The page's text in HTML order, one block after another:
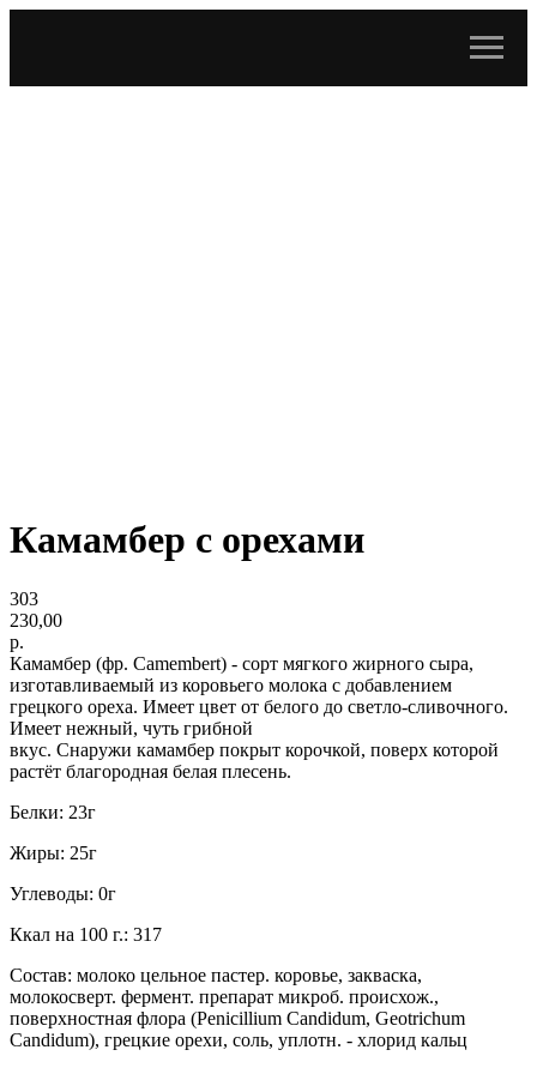
Камамбер с орехами
303
230,00
р.
Камамбер (фр. Camembert) - сорт мягкого жирного сыра,
изготавливаемый из коровьего молока с добавлением
грецкого ореха. Имеет цвет от белого до светло-сливочного.
Имеет нежный, чуть грибной
вкус. Снаружи камамбер покрыт корочкой, поверх которой
растёт благородная белая плесень.
Белки: 23г
Жиры: 25г
Углеводы: 0г
Ккал на 100 г.: 317
Состав: молоко цельное пастер. коровье, закваска,
молокосверт. фермент. препарат микроб. происхож.,
поверхностная флора (Penicillium Candidum, Geotrichum
Candidum), грецкие орехи, соль, уплотн. - хлорид кальц